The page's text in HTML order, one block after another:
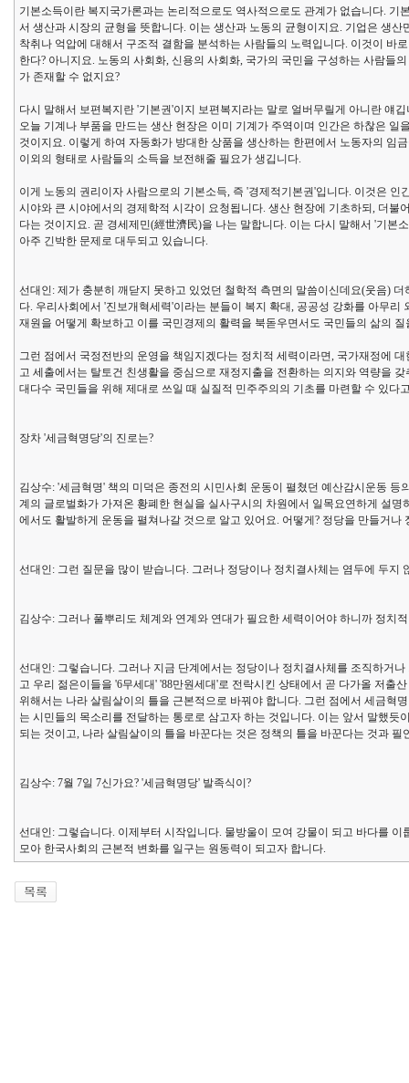
기본소득이란 복지국가론과는 논리적으로도 역사적으로도 관계가 없습니다. 기
서 생산과 시장의 균형을 뜻합니다. 이는 생산과 노동의 균형이지요. 기업은 생
착취나 억압에 대해서 구조적 결함을 분석하는 사람들의 노력입니다. 이것이 바
한다? 아니지요. 노동의 사회화, 신용의 사회화, 국가의 국민을 구성하는 사람들
가 존재할 수 없지요?
다시 말해서 보편복지란 '기본권'이지 보편복지라는 말로 얼버무릴게 아니란 얘깁
오늘 기계나 부품을 만드는 생산 현장은 이미 기계가 주역이며 인간은 하찮은
것이지요. 이렇게 하여 자동화가 방대한 상품을 생산하는 한편에서 노동자의 임
이외의 형태로 사람들의 소득을 보전해줄 필요가 생깁니다.
이게 노동의 권리이자 사람으로의 기본소득, 즉 '경제적기본권'입니다. 이것은
시야와 큰 시야에서의 경제학적 시각이 요청됩니다. 생산 현장에 기초하되, 더
다는 것이지요. 곧 경세제민(經世濟民)을 나는 말합니다. 이는 다시 말해서 '기
아주 긴박한 문제로 대두되고 있습니다.
선대인: 제가 충분히 깨닫지 못하고 있었던 철학적 측면의 말씀이신데요(웃음)
다. 우리사회에서 '진보개혁세력'이라는 분들이 복지 확대, 공공성 강화를 아무
재원을 어떻게 확보하고 이를 국민경제의 활력을 북돋우면서도 국민들의 삶의
그런 점에서 국정전반의 운영을 책임지겠다는 정치적 세력이라면, 국가재정에
고 세출에서는 탈토건 친생활을 중심으로 재정지출을 전환하는 의지와 역량을
대다수 국민들을 위해 제대로 쓰일 때 실질적 민주주의의 기초를 마련할 수 있다
장차 '세금혁명당'의 진로는?
김상수: '세금혁명' 책의 미덕은 종전의 시민사회 운동이 펼쳤던 예산감시운동
계의 글로벌화가 가져온 황폐한 현실을 실사구시의 차원에서 일목요연하게 설
에서도 활발하게 운동을 펼쳐나갈 것으로 알고 있어요. 어떻게? 정당을 만들거나
선대인: 그런 질문을 많이 받습니다. 그러나 정당이나 정치결사체는 염두에 두
김상수: 그러나 풀뿌리도 체계와 연계와 연대가 필요한 세력이어야 하니까 정치
선대인: 그렇습니다. 그러나 지금 단계에서는 정당이나 정치결사체를 조직하거
고 우리 젊은이들을 '6무세대' '88만원세대'로 전락시킨 상태에서 곧 다가올 저
위해서는 나라 살림살이의 틀을 근본적으로 바꿔야 합니다. 그런 점에서 세금혁
는 시민들의 목소리를 전달하는 통로로 삼고자 하는 것입니다. 이는 앞서 말했
되는 것이고, 나라 살림살이의 틀을 바꾼다는 것은 정책의 틀을 바꾼다는 것과 필
김상수: 7월 7일 7신가요? '세금혁명당' 발족식이?
선대인: 그렇습니다. 이제부터 시작입니다. 물방울이 모여 강물이 되고 바다를
모아 한국사회의 근본적 변화를 일구는 원동력이 되고자 합니다.